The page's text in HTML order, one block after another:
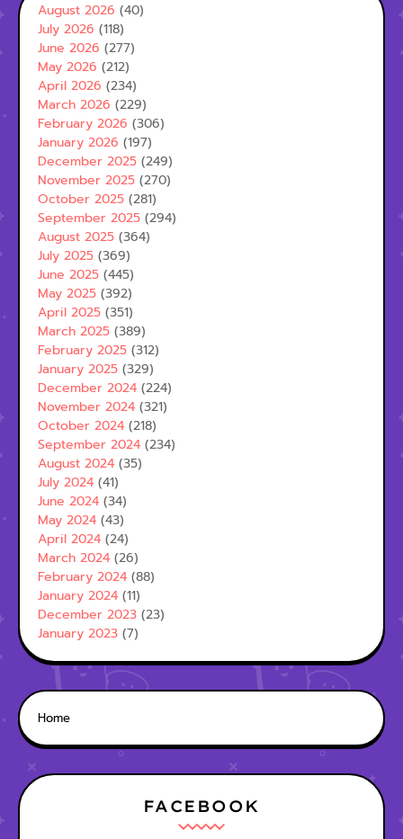
August 2026 (40)
July 2026 (118)
June 2026 (277)
May 2026 (212)
April 2026 (234)
March 2026 (229)
February 2026 (306)
January 2026 (197)
December 2025 (249)
November 2025 (270)
October 2025 (281)
September 2025 (294)
August 2025 (364)
July 2025 (369)
June 2025 (445)
May 2025 (392)
April 2025 (351)
March 2025 (389)
February 2025 (312)
January 2025 (329)
December 2024 (224)
November 2024 (321)
October 2024 (218)
September 2024 (234)
August 2024 (35)
July 2024 (41)
June 2024 (34)
May 2024 (43)
April 2024 (24)
March 2024 (26)
February 2024 (88)
January 2024 (11)
December 2023 (23)
January 2023 (7)
Home
FACEBOOK